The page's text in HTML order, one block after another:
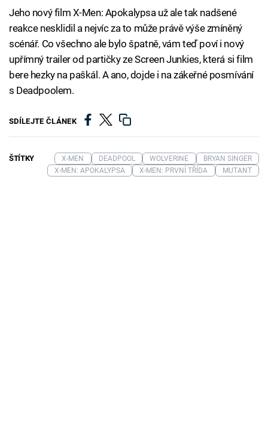
Jeho nový film X-Men: Apokalypsa už ale tak nadšené
reakce nesklidil a nejvíc za to může právě výše zmíněný
scénář. Co všechno ale bylo špatně, vám teď poví i nový
upřímný trailer od partičky ze Screen Junkies, která si film
bere hezky na paškál. A ano, dojde i na zákeřné posmívání
s Deadpoolem.
SDÍLEJTE ČLÁNEK
ŠTÍTKY X-MEN DEADPOOL WOLVERINE
BRYAN SINGER
X-MEN: APOKALYPSA
X-MEN: PRVNÍ TŘÍDA MUTANT